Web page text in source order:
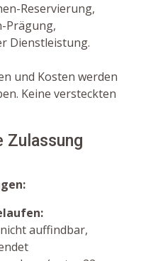
Reservierung,
Prägung,
Dienstleistung.
und Kosten werden
Keine versteckten
auffindbar,